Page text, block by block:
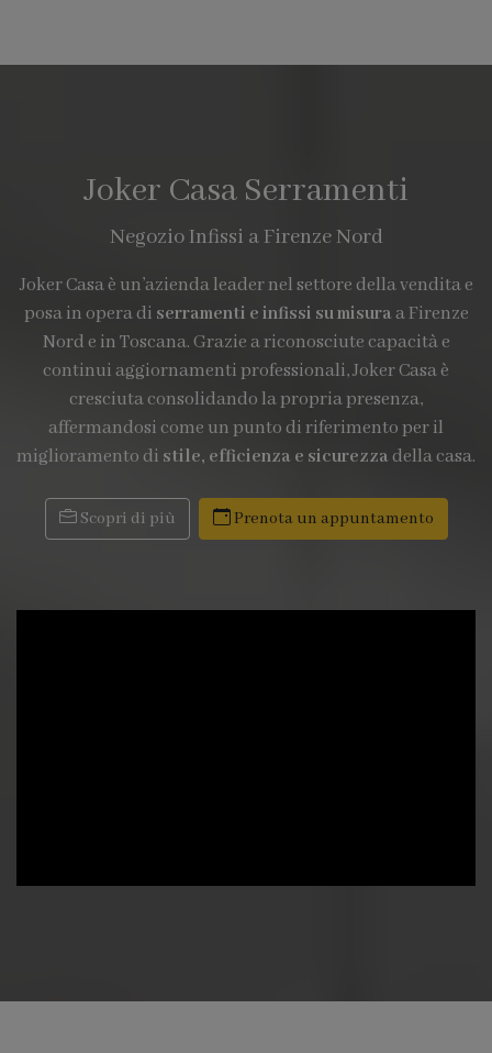
Joker Casa Serramenti
Negozio Infissi a Firenze Nord
Joker Casa è un’azienda leader nel settore della vendita e
posa in opera di serramenti e infissi su misuraa Firenze
Nord e in Toscana. Grazie a riconosciute capacità e
continui aggiornamenti professionali, Joker Casa è
cresciuta consolidando la propria presenza,
affermandosi come un punto di riferimento per il
miglioramento di stile, efficienza e sicurezzadella casa.
Scopri di più Prenota un appuntamento